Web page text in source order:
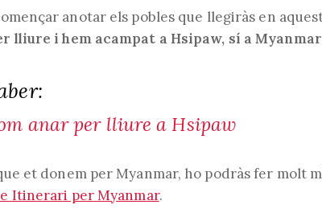
l'entrada:
anotar els pobles que llegiràs en
lliure i hem acampat a Hsipaw, sí a
anar per lliure a Hsipaw
et donem per Myanmar, ho podràs fer molt
Itinerari per Myanmar.